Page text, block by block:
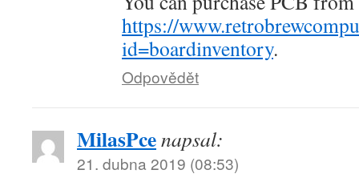
https://
id=boardinventory.
Odpovědět
MilasPcenapsal:
21. dubna 2019 (08:53)